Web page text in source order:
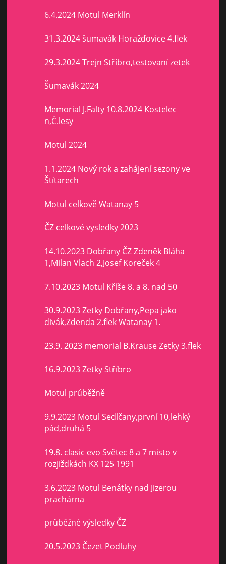
6.4.2024 Motul Merklín
31.3.2024 šumavák Horažďovice 4.flek
29.3.2024 Trejn Stříbro,testovaní zetek
Šumavák 2024
Memorial J.Falty 10.8.2024 Kostelec
n,Č.lesy
Motul 2024
1.1.2024 Nový rok a zahájení sezony ve
Štítarech
Motul celkově Watanay 5
ČZ celkové vysledky 2023
14.10.2023 Dobřany ČZ Zdeněk Bláha
1,Milan Vlach 2,Josef Koreček 4
7.10.2023 Motul Kříše 8. a 8. nad 50
30.9.2023 Zetky Dobřany,Pepa jako
divák,Zdenda 2.flek Watanay 1.
23.9. 2023 memorial B.Krause Zetky 3.flek
16.9.2023 Zetky Stříbro
Motul prúběžně
9.9.2023 Motul Sedlčany,první 10,lehký
pád,druhá 5
19.8. clasic evo Světec 8 a 7 misto v
rozjiždkách KX 125 1991
3.6.2023 Motul Benátky nad Jizerou
prachárna
průběžné výsledky ČZ
20.5.2023 Čezet Podluhy